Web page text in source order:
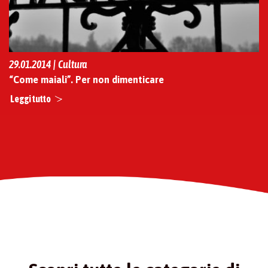
29.01.2014 | Cultura
“Come maiali”. Per non dimenticare
Leggi tutto